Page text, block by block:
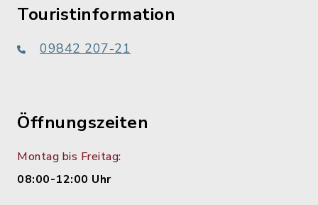
Touristinformation
09842 207-21
Öffnungszeiten
Montag bis Freitag:
08:00-12:00 Uhr